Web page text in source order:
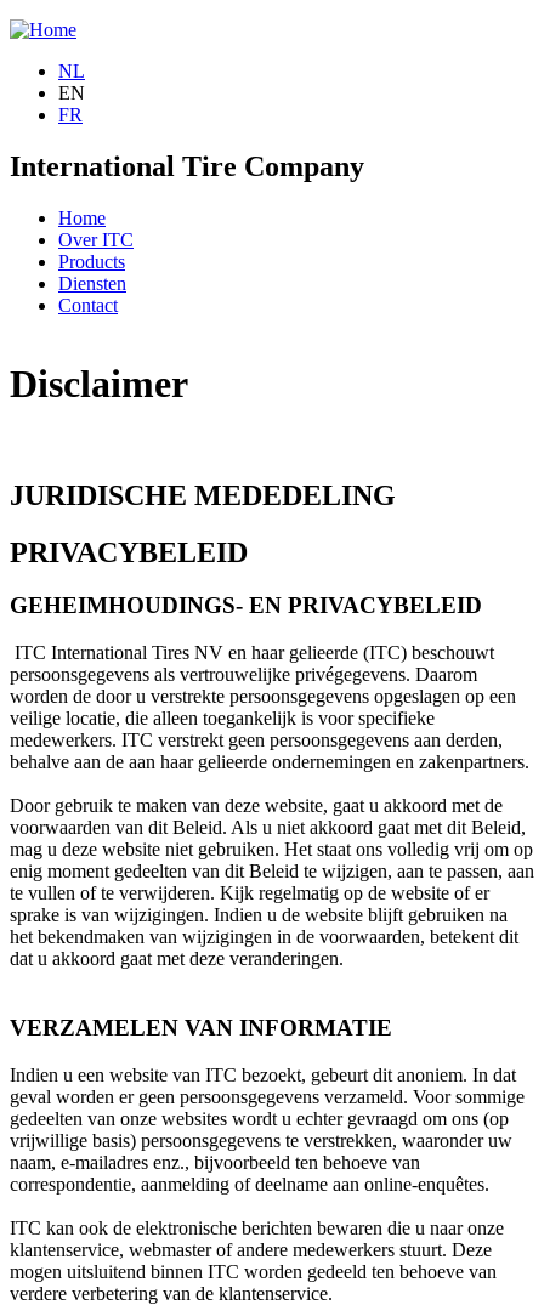
Jump to navigation
NL
EN
FR
International Tire Company
Home
Over ITC
Products
Diensten
Contact
Disclaimer
JURIDISCHE MEDEDELING
PRIVACYBELEID
GEHEIMHOUDINGS- EN PRIVACYBELEID
ITC International Tires NV en haar gelieerde (ITC) beschouwt
persoonsgegevens als vertrouwelijke privégegevens. Daarom
worden de door u verstrekte persoonsgegevens opgeslagen op een
veilige locatie, die alleen toegankelijk is voor specifieke
medewerkers. ITC verstrekt geen persoonsgegevens aan derden,
behalve aan de aan haar gelieerde ondernemingen en zakenpartners.
Door gebruik te maken van deze website, gaat u akkoord met de
voorwaarden van dit Beleid. Als u niet akkoord gaat met dit Beleid,
mag u deze website niet gebruiken. Het staat ons volledig vrij om op
enig moment gedeelten van dit Beleid te wijzigen, aan te passen, aan
te vullen of te verwijderen. Kijk regelmatig op de website of er
sprake is van wijzigingen. Indien u de website blijft gebruiken na
het bekendmaken van wijzigingen in de voorwaarden, betekent dit
dat u akkoord gaat met deze veranderingen.
VERZAMELEN VAN INFORMATIE
Indien u een website van ITC bezoekt, gebeurt dit anoniem. In dat
geval worden er geen persoonsgegevens verzameld. Voor sommige
gedeelten van onze websites wordt u echter gevraagd om ons (op
vrijwillige basis) persoonsgegevens te verstrekken, waaronder uw
naam, e-mailadres enz., bijvoorbeeld ten behoeve van
correspondentie, aanmelding of deelname aan online-enquêtes.
ITC kan ook de elektronische berichten bewaren die u naar onze
klantenservice, webmaster of andere medewerkers stuurt. Deze
mogen uitsluitend binnen ITC worden gedeeld ten behoeve van
verdere verbetering van de klantenservice.